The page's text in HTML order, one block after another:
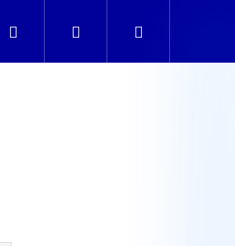
po dílech
Hledat PřihlášeníNákupní